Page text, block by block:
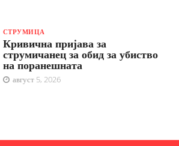
СТРУМИЦА
Кривична пријава за
струмичанец за обид за убиство
на поранешната
август 5, 2026